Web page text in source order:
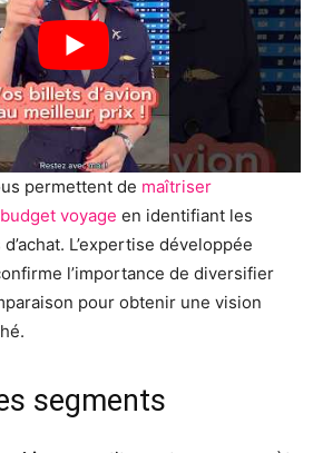
permettent de maîtriser
voyage en identifiant les
L’expertise développée
l’importance de diversifier
pour obtenir une vision
segments